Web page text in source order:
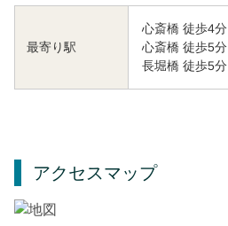
最寄り駅
心斎橋 徒歩4分
心斎橋 徒歩5分
長堀橋 徒歩5分
アクセスマップ